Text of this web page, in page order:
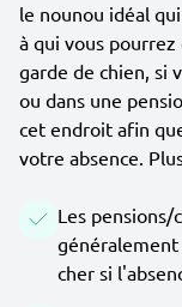
le nounou idéal
à qui vous
garde de chien, si
ou dans une
cet endroit afin
votre absence.
Les pensions/
cher si